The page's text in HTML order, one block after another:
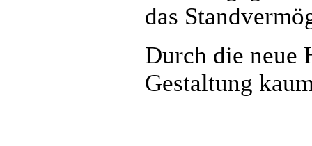
das
Durch die neue
Gestaltung